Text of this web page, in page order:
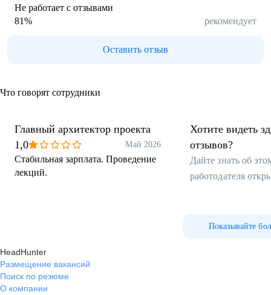
Не работает с отзывами
81% рекомендует
Оставить отзыв
Что говорят сотрудники
Главный архитектор проекта
1,0
Май 2026
Стабильная зарплата. Проведение
лекций.
Хотите видеть
отзывов?
Дайте знать об
работодателя
Показывайте
HeadHunter
Размещение вакансий
Поиск по резюме
О компании